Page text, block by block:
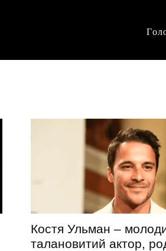
Костя Ульман –
талановитий актор,